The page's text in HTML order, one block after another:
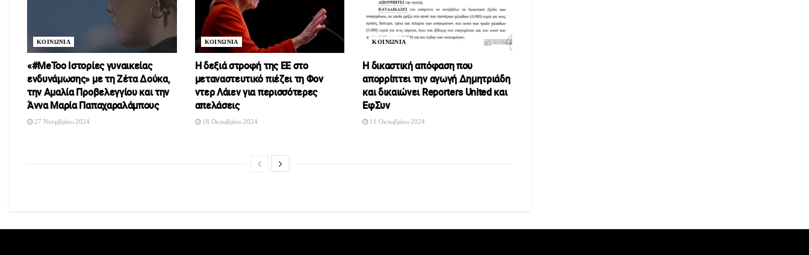
ΚΟΙΝΩΝΙΑ
«#MeToo Ιστορίες γυναικείας
ενδυνάμωσης» με τη Ζέτα Δούκα,
την Αμαλία Προβελεγγίου και την
Άννα Μαρία Παπαχαραλάμπους
27 Νοεμβρίου 2024
ΚΟΙΝΩΝΙΑ
Η δεξιά στροφή της ΕΕ στο
μεταναστευτικό πιέζει τη Φον
ντερ Λάιεν για περισσότερες
απελάσεις
18 Οκτωβρίου 2024
ΚΟΙΝΩΝΙΑ
Η δικαστική απόφαση που
απορρίπτει την αγωγή Δημητριάδη
και δικαιώνει Reporters United και
ΕφΣυν
11 Οκτωβρίου 2024